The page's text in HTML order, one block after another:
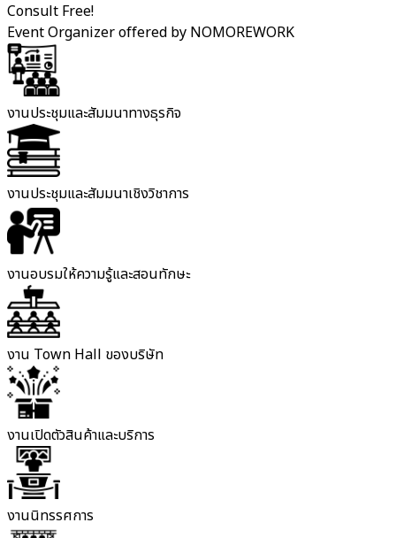
Consult Free!
Event Organizer offered by NOMOREWORK
งานประชุมและสัมมนาทางธุรกิจ
งานประชุมและสัมมนาเชิงวิชาการ
งานอบรมให้ความรู้และสอนทักษะ
งาน Town Hall ของบริษัท
งานเปิดตัวสินค้าและบริการ
งานนิทรรศการ